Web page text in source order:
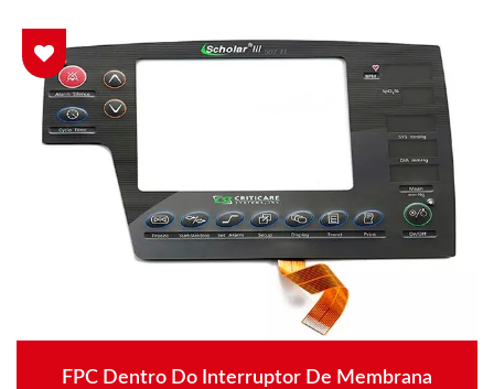
FPC Dentro Do Interruptor De Membrana